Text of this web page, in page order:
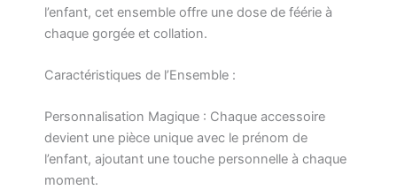
l’enfant, cet ensemble offre une dose de féérie à
chaque gorgée et collation.
Caractéristiques de l’Ensemble :
Personnalisation Magique : Chaque accessoire
devient une pièce unique avec le prénom de
l’enfant, ajoutant une touche personnelle à chaque
moment.